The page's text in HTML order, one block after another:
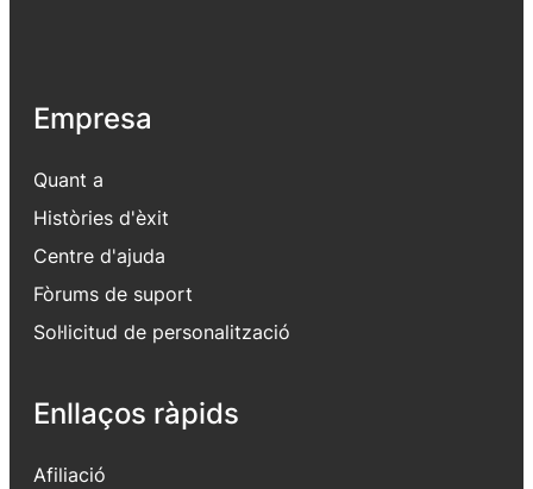
Empresa
Quant a
Històries d'èxit
Centre d'ajuda
Fòrums de suport
Sol·licitud de personalització
Enllaços ràpids
Afiliació